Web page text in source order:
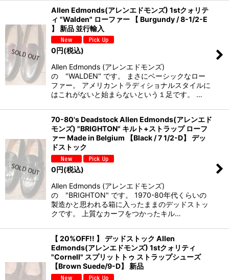
Allen Edmonds(アレンエドモンズ) 1stクォリテ
ィ "Walden" ローファー 【 Burgundy / 8-1/2-E
】 新品 並行輸入
0 円(税込)
Allen Edmonds (アレンエドモンズ)
の "WALDEN" です。 まさにベーシックなロー
ファー。 アメリカントラディショナルスタイルに
はこれがないと始まらないという１足です。 …
70-80's Deadstock Allen Edmonds(アレンエド
モンズ) "BRIGHTON" キルト+ストラップ ローフ
ァー Made in Belgium 【Black / 7 1/2-D】 デッ
ドストック
0円(税込)
Allen Edmonds (アレンエドモンズ)
の "BRIGHTON" です。 1970-80年代くらいの
製造かと思われる箱に入ったままのデッドストッ
クです。 上質なカーフをつかったキル…
【 20%OFF!! 】 デッドストック Allen
Edmonds(アレンエドモンズ) 1stクォリティ
"Cornell" スプリットトゥ ストラップシューズ
【Brown Suede/9-D】 新品